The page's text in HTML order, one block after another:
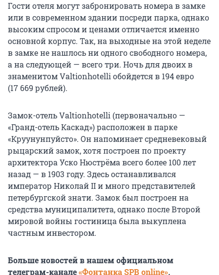
Гости отеля могут забронировать номера в замке
или в современном здании посреди парка, однако
высоким спросом и ценами отличается именно
основной корпус. Так, на выходные на этой неделе
в замке не нашлось ни одного свободного номера,
а на следующей — всего три. Ночь для двоих в
знаменитом Valtionhotelli обойдется в 194 евро
(17 669 рублей).
Замок-отель Valtionhotelli (первоначально —
«Гранд-отель Каскад») расположен в парке
«Круунунпуйсто». Он напоминает средневековый
рыцарский замок, хотя построен по проекту
архитектора Уско Нюстрёма всего более 100 лет
назад — в 1903 году. Здесь останавливался
император Николай II и много представителей
петербургской знати. Замок был построен на
средства муниципалитета, однако после Второй
мировой войны гостиница была выкуплена
частным инвестором.
Больше новостей в нашем официальном
телеграм-канале«Фонтанка SPB online».